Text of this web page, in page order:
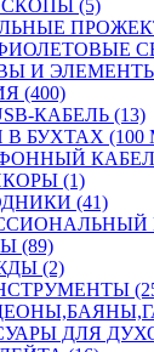
(5)
И
(400)
КАБЕЛЬ (13)
БУХТАХ (100
(1)
(41)
(89)
(2)
ДЛЯ